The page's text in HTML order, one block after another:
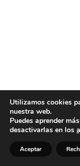
Utilizamos cookies
nuestra web.
Puedes aprender
desactivarlas en los
Aceptar